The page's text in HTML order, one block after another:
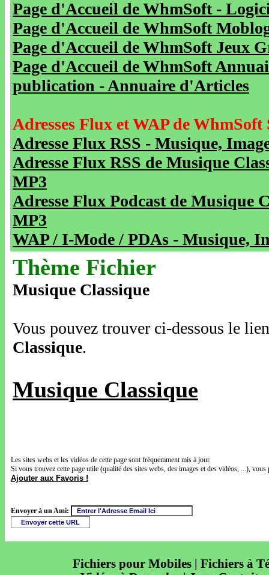
Page d'Accueil de WhmSoft -
Page d'Accueil de WhmSoft
Page d'Accueil de WhmSoft Jeux
Page d'Accueil de WhmSoft
publication - Annuaire d'Articles
Adresses Flux et WAP de WhmSoft
Adresse Flux RSS - Musique,
Adresse Flux RSS de Musique
MP3
Adresse Flux Podcast de Musique
MP3
WAP / I-Mode / PDAs - Musique,
Thème Fichier
Musique Classique
Vous pouvez trouver ci-dessous le
Classique.
Musique Classique
Les sites webs et les vidéos de cette page sont fréquemment mis à jour.
Si vous trouvez cette page utile (qualité des sites webs, des images et des vidéos, ...),
Ajouter aux Favoris !
Envoyer à un Ami:
Fichiers pour Mobiles | Fichiers à